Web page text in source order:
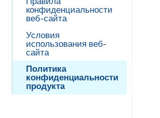
SuperLanguage
конфиденциальности
веб-сайта
Условия
использования веб-
сайта
Политика
конфиденциальности
продукта